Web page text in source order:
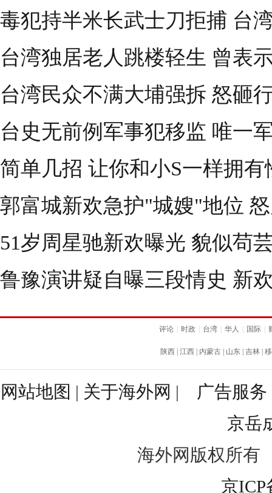
毒犯持半米长武士刀拒捕 台
台湾独居老人跳楼轻生 曾表
台湾民众不满大埔强拆 怒砸
台史无前例军事犯移监 唯一
简单几招 让你和小S一样拥有
郭富城新欢急护"城嫂"地位
51岁周星驰新欢曝光 貌似苟
鲁豫演讲疑自曝三段情史 新
评论 时政 台湾 华人 国际
陕西 江西 内蒙古 山东 吉林
网站地图 | 关于海外网 | 广告服务
京岳
海外网版权所有
京ICP